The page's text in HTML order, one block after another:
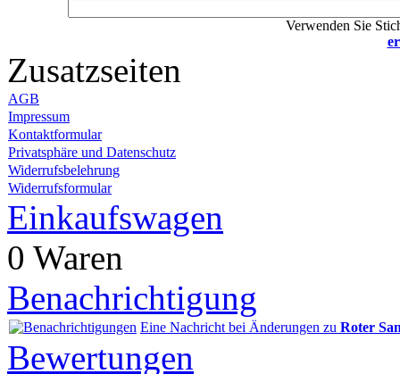
Verwenden Sie
Zusatzseiten
AGB
Impressum
Kontaktformular
Privatsphäre und Datenschutz
Widerrufsbelehrung
Widerrufsformular
Einkaufswagen
0 Waren
Benachrichtigung
Eine Nachricht bei Änderungen zu Roter
Bewertungen